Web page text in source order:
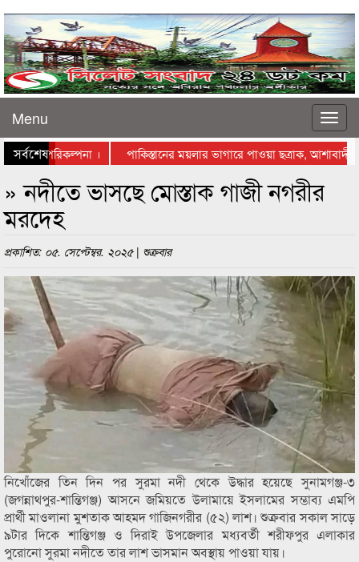
Menu
সর্বশেষপরিকল্পনা ।
পাকিস্তানের ময়লার ভাগারে পাওয়া ছত্রাক, আশাবাদী
নামলেন ব্যবসায়ীরা
» নদীতে ভাসছে মোস্তাক গাজী নগরীর
মরদেহ
প্রকাশিত: ০৫. সেপ্টেম্বর. ২০২৫ | শুক্রবার
নিখোঁজের তিন দিন পর সুরমা নদী থেকে উদ্ধার হয়েছে সুনামগঞ্জ-৩
(জগন্নাথপুর-শান্তিগঞ্জ) আসনে জমিয়তে উলামায়ে ইসলামের সম্ভাব্য এমপি
প্রার্থী মাওলানা মুশতাক আহমদ গাজিনগরীর (৫২) লাশ। শুক্রবার সকাল সাড়ে
৯টার দিকে শান্তিগঞ্জ ও দিরাই উপজেলার মধ্যবর্তী শরীফপুর এলাকার
পুরোনো সুরমা নদীতে তার লাশ ভাসমান অবস্থায় পাওয়া যায়।